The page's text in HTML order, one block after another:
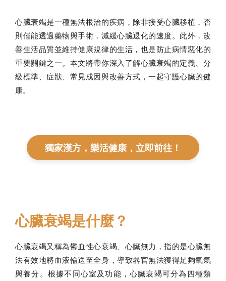
心臟衰竭是一種無法根治的疾病，除非接受心臟移植，否
則僅能透過藥物與手術，減緩心臟退化的速度。此外，改
善生活品質並維持健康規律的生活，也是防止病情惡化的
重要關鍵之一。本文將帶你深入了解心臟衰竭的定義、分
級標準、症狀、常見成因與改善方式，一起守護心臟的健
康。
獨家漢方，樂活健康，立即前往！
心臟衰竭是什麼？
心臟衰竭又稱為鬱血性心衰竭、心臟無力，指的是心臟無
法有效地將血液輸送至全身，導致器官無法獲得足夠氧氣
與養分。根據不同心室及功能，心臟衰竭可分為四種類